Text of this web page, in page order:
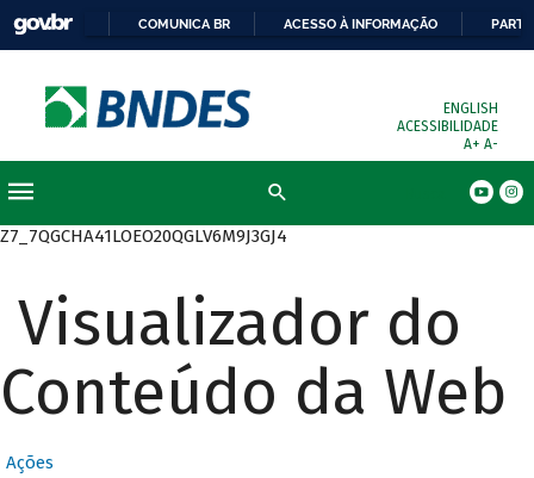
COMUNICA BR ACESSO À INFORMAÇÃO
ENGLISH
ACESSIBILIDADE
A+ A-
Z7_7QGCHA41LOEO20QGLV6M9J3GJ4
Visualizador do
Conteúdo da Web
Ações